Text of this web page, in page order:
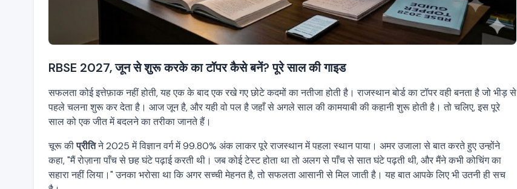
RBSE 2027, जून से शुरू करके का टॉपर कैसे बनें? पूरे साल की गाइड
सफलता कोई इत्तेफ़ाक नहीं होती, यह एक के बाद एक रखे गए छोटे कदमों का नतीजा होती है। राजस्थान बोर्ड का टॉपर वही बनता है जो भीड़ से
पहले चलना शुरू कर देता है। आज जून है, और यही वो पल है जहाँ से अगले साल की कामयाबी की कहानी शुरू होती है। तो चलिए, इस पूरे
साल को एक जीत में बदलने का तरीका जानते हैं।
चूरू कीप्रीतिने 2025 में विज्ञान वर्ग में 99.80% अंक लाकर पूरे राजस्थान में पहला स्थान पाया। अमर उजाला से बात करते हुए उन्होंने
कहा, "मैं रोज़ाना पाँच से छह घंटे पढ़ाई करती थी। जब कोई टेस्ट होता था तो अलग से पाँच से सात घंटे पढ़ती थी, और मैंने कभी कोचिंग का
सहारा नहीं लिया।" उनका भरोसा था कि अगर सच्ची मेहनत है, तो सफलता आसानी से मिल जाती है। यह बात आपके लिए भी उतनी ही सच